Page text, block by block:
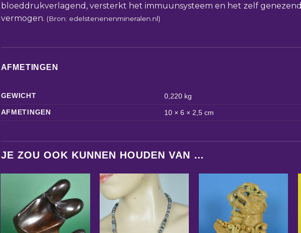
bloeddrukverlagend, versterkt het immuunsysteem en het zelf genezend
vermogen. (Bron: edelstenenenmineralen.nl)
AFMETINGEN
GEWICHT
0,220 kg
AFMETINGEN
10 × 6 × 2,5 cm
JE ZOU OOK KUNNEN HOUDEN VAN …